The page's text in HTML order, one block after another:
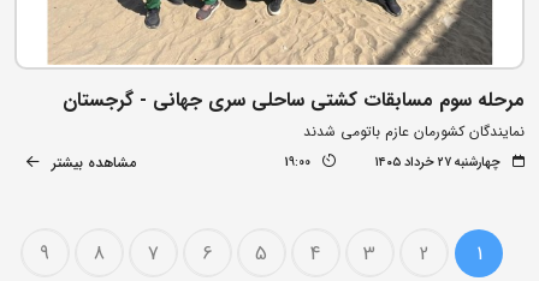
مرحله سوم مسابقات کشتی ساحلی سری جهانی - گرجستان
نمایندگان کشورمان عازم باتومی شدند
چهارشنبه ۲۷ خرداد ۱۴۰۵ 19:00 مشاهده بیشتر
1
2
3
4
5
6
7
8
9